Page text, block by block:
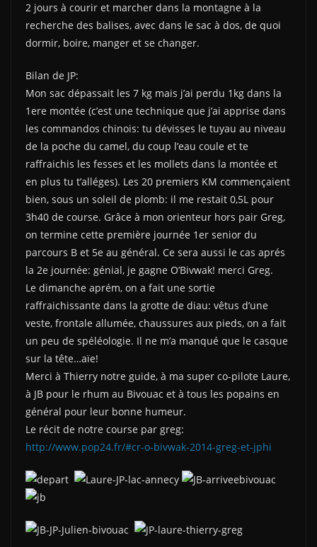
2 jours à courir et marcher dans la montagne à la
recherche des balises, avec dans le sac à dos, de quoi
dormir, boire, manger et se changer.
Bilan de JP:
Mon sac dépassait les 7 kg mais j’ai perdu 1kg dans la
1ere montée (c’est une technique que j’ai apprise dans
les commandos chinois: tu dévisses le tuyau au niveau
de la poche du camel, du coup l’eau coule et te
raffraichis les fesses et les mollets dans la montée et
en plus tu t’alléges). Les 20 premiers KM commençaient
bien, sous un soleil de plomb: il me restait 0,5L pour
3h40 de course. Grâce à mon orienteur hors pair Greg,
on termine cette première journée 1er senior du
parcours B et 5e au général. Ce sera aussi le cas aprés
la 2e journée: génial, je gagne O’Bivwak! merci Greg.
Le dimanche aprém, on a fait une sortie
raffraichissante dans la grotte de diau: vêtus d’une
veste, frontale allumée, chaussures aux pieds, on a fait
un peu de spéléologie. Il ne m’a manqué que le casque
sur la tête…aïe!
Merci à Thierry notre guide, à ma super co-pilote Laure,
à JB pour le rhum au Bivouac et à tous les popains en
général pour leur bonne humeur.
Le récit de notre course par greg:
http://www.pop24.fr/#cr-o-bivwak-2014-greg-et-jphi